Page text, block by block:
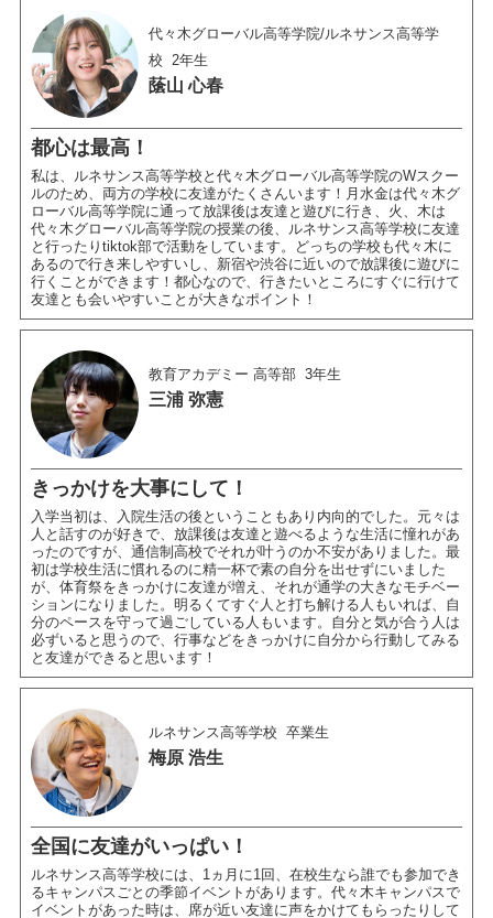
代々木グローバル高等学院/ルネサンス高等学
校
2年生
䕃山 心春
都心は最高！
私は、ルネサンス高等学校と代々木グローバル高等学院のWスクー
ルのため、両方の学校に友達がたくさんいます！月水金は代々木グ
ローバル高等学院に通って放課後は友達と遊びに行き、火、木は
代々木グローバル高等学院の授業の後、ルネサンス高等学校に友達
と行ったりtiktok部で活動をしています。どっちの学校も代々木に
あるので行き来しやすいし、新宿や渋谷に近いので放課後に遊びに
行くことができます！都心なので、行きたいところにすぐに行けて
友達とも会いやすいことが大きなポイント！
教育アカデミー 高等部 3年生
三浦 弥憲
きっかけを大事にして！
入学当初は、入院生活の後ということもあり内向的でした。元々は
人と話すのが好きで、放課後は友達と遊べるような生活に憧れがあ
ったのですが、通信制高校でそれが叶うのか不安がありました。最
初は学校生活に慣れるのに精一杯で素の自分を出せずにいました
が、体育祭をきっかけに友達が増え、それが通学の大きなモチベー
ションになりました。明るくてすぐ人と打ち解ける人もいれば、自
分のペースを守って過ごしている人もいます。自分と気が合う人は
必ずいると思うので、行事などをきっかけに自分から行動してみる
と友達ができると思います！
ルネサンス高等学校 卒業生
梅原 浩生
全国に友達がいっぱい！
ルネサンス高等学校には、1ヵ月に1回、在校生なら誰でも参加でき
るキャンパスごとの季節イベントがあります。代々木キャンパスで
イベントがあった時は、席が近い友達に声をかけてもらったりして